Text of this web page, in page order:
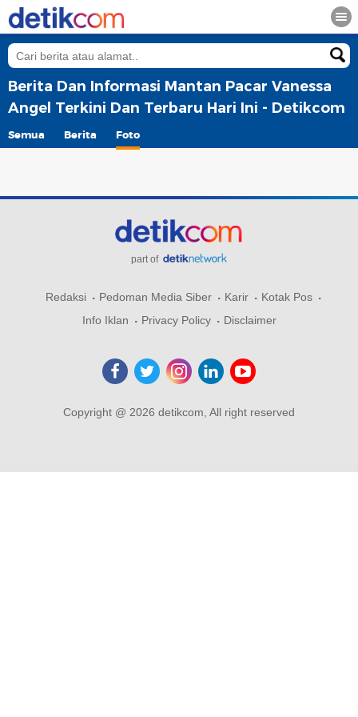
Berita Dan Informasi Mantan Pacar Vanessa
Angel Terkini Dan Terbaru Hari Ini - Detikcom
Semua Berita Foto
part of
Redaksi Pedoman Media Siber Karir
Kotak Pos
Info Iklan
Privacy Policy Disclaimer
Copyright @ 2026 detikcom, All right reserved